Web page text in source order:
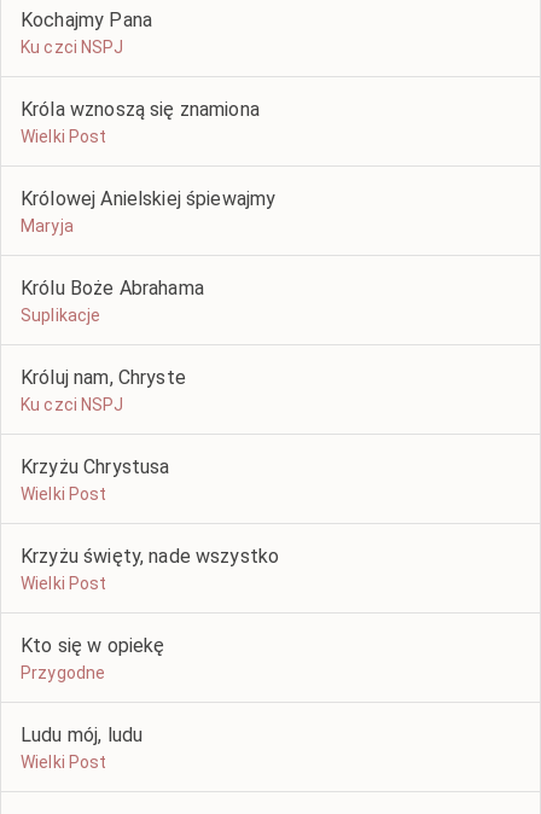
Kochajmy Pana
Ku czci NSPJ
Króla wznoszą się znamiona
Wielki Post
Królowej Anielskiej śpiewajmy
Maryja
Królu Boże Abrahama
Suplikacje
Króluj nam, Chryste
Ku czci NSPJ
Krzyżu Chrystusa
Wielki Post
Krzyżu święty, nade wszystko
Wielki Post
Kto się w opiekę
Przygodne
Ludu mój, ludu
Wielki Post